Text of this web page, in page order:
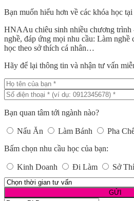
Bạn muốn hiểu hơn về các khóa học
HNAAu chiêu sinh nhiều chương trình
nghề, đáp ứng mọi nhu cầu: Làm nghề
học theo sở thích cá nhân…
Hãy để lại thông tin và nhận tư vấn
Bạn quan tâm tới ngành nào?
Nấu Ăn Làm Bánh
Pha
Bấm chọn nhu cầu học của bạn:
Kinh Doanh Đi Làm Sở